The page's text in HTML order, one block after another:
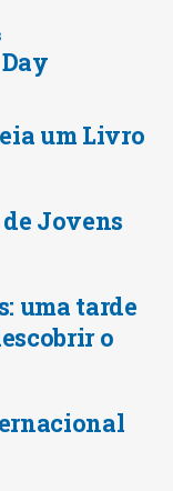
um Livro
Jovens
uma tarde
o